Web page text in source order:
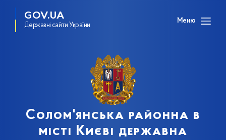
GOV.UA
Державні сайти України
Меню
Солом'янська районна в
місті Києві державна